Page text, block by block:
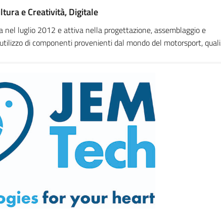
e Creatività, Digitale
nel luglio 2012 e attiva nella progettazione, assemblaggio e
di componenti provenienti dal mondo del motorsport, quali